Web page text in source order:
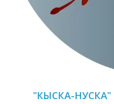
"КЫСКА-НУСКА"